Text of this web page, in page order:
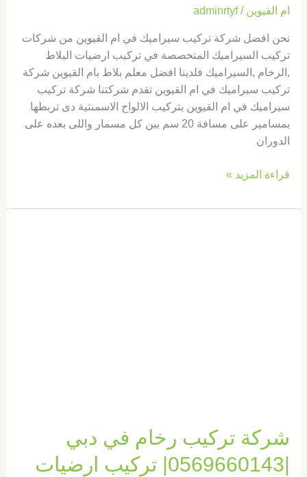
ام القيوين /
adminrtyf
نحن افضل شركة تركيب سيراميك في ام القيوين من شركات
تركيب السيراميك المتخصصة في تركيب ارضيات البلاط
,الرخام ,السيراميك فلدينا افضل معلم بلاط بام القيوين شركة
تركيب سيراميك في ام القيوين تقدم شركتنا شركة تركيب
سيراميك في ام القيوين بتركيب الالواح الاسمنتية دى تربطها
بمسامير على مسافة 20 سم بين كل مسمار واللى بعده على
الدوران
قراءة المزيد »
شركة تركيب رخام في دبي
|0569660143| تركيب ارضيات